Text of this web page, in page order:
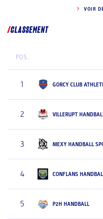
VOIR
CLASSEMENT
POS.
1 GORCY CLUB
2 VILLERUPT
3 MEXY HANDBALL
4 CONFLANS
5 P2H HANDBALL